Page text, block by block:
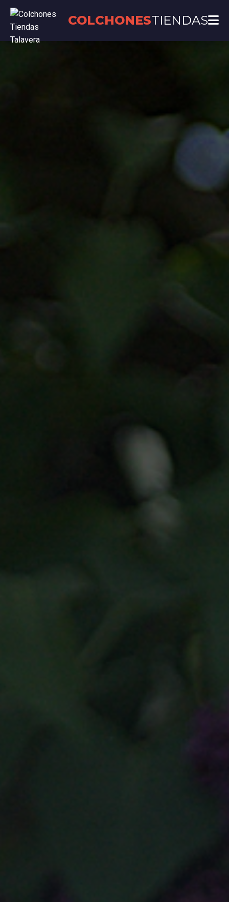
COLCHONESTIENDAS